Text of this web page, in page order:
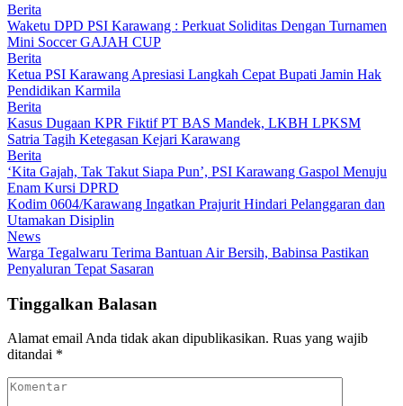
Berita
Waketu DPD PSI Karawang : Perkuat Soliditas Dengan Turnamen
Mini Soccer GAJAH CUP
Berita
Ketua PSI Karawang Apresiasi Langkah Cepat Bupati Jamin Hak
Pendidikan Karmila
Berita
Kasus Dugaan KPR Fiktif PT BAS Mandek, LKBH LPKSM
Satria Tagih Ketegasan Kejari Karawang
Berita
‘Kita Gajah, Tak Takut Siapa Pun’, PSI Karawang Gaspol Menuju
Enam Kursi DPRD
Kodim 0604/Karawang Ingatkan Prajurit Hindari Pelanggaran dan
Utamakan Disiplin
News
Warga Tegalwaru Terima Bantuan Air Bersih, Babinsa Pastikan
Penyaluran Tepat Sasaran
Tinggalkan Balasan
Alamat email Anda tidak akan dipublikasikan. Ruas yang wajib
ditandai *